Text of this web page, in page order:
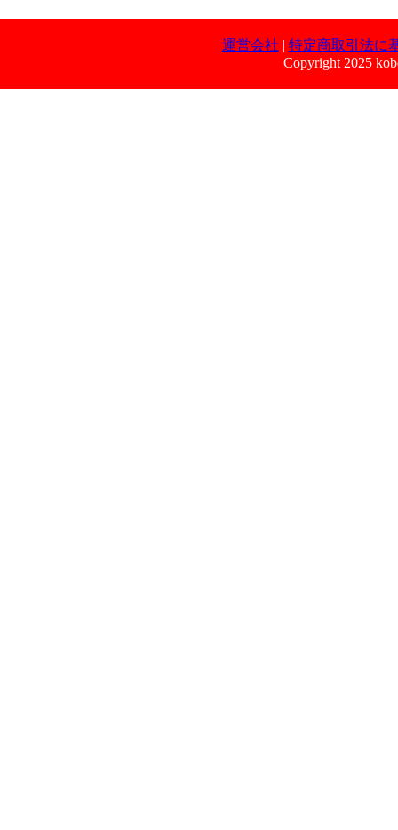
運営会社 | 特定商取引法に
Copyright 2025